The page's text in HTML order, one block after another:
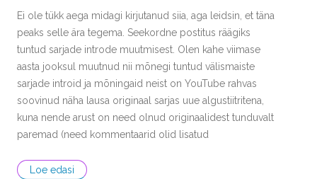
Ei ole tükk aega midagi kirjutanud siia, aga leidsin, et täna
peaks selle ära tegema. Seekordne postitus räägiks
tuntud sarjade introde muutmisest. Olen kahe viimase
aasta jooksul muutnud nii mõnegi tuntud välismaiste
sarjade introid ja mõningaid neist on YouTube rahvas
soovinud näha lausa originaal sarjas uue algustiitritena,
kuna nende arust on need olnud originaalidest tunduvalt
paremad (need kommentaarid olid lisatud
Loe edasi